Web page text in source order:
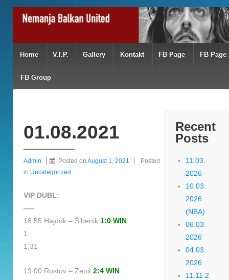
Home V.I.P. Gallery Kontakt FB Page FB Page
FB Group
01.08.2021
Admin Posted on August 1, 2021
Posted
in Uncategorized
VIP DUBL:
—–
18:55 Hajduk – Šibenik 1:0 WIN
1
1,31
19:00 Rostov – Zenit 2:4 WIN
Recent
Posts
11.03.
2026
10.03.
2026
(NBA)
06.03.
2026
04.03.
2026
11.11.2